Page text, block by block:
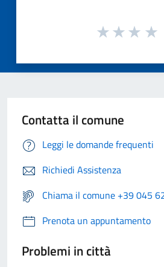
Contatta il comune
Leggi le domande frequenti
Richiedi Assistenza
Chiama il comune +39 045
Prenota un appuntamento
Problemi in città